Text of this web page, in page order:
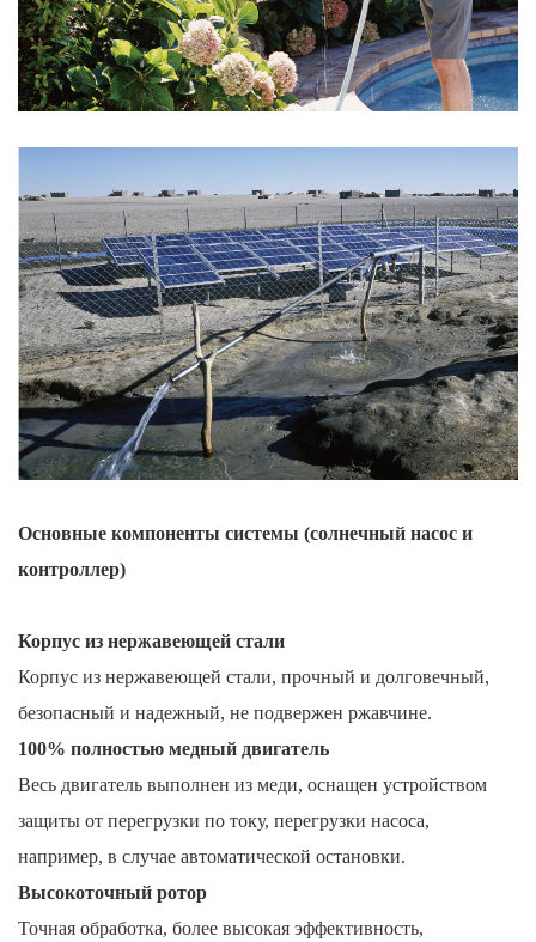
Основные компоненты системы (солнечный насос и
контроллер)
Корпус из нержавеющей стали
Корпус из нержавеющей стали, прочный и долговечный,
безопасный и надежный, не подвержен ржавчине.
100% полностью медный двигатель
Весь двигатель выполнен из меди, оснащен устройством
защиты от перегрузки по току, перегрузки насоса,
например, в случае автоматической остановки.
Высокоточный ротор
Точная обработка, более высокая эффективность,